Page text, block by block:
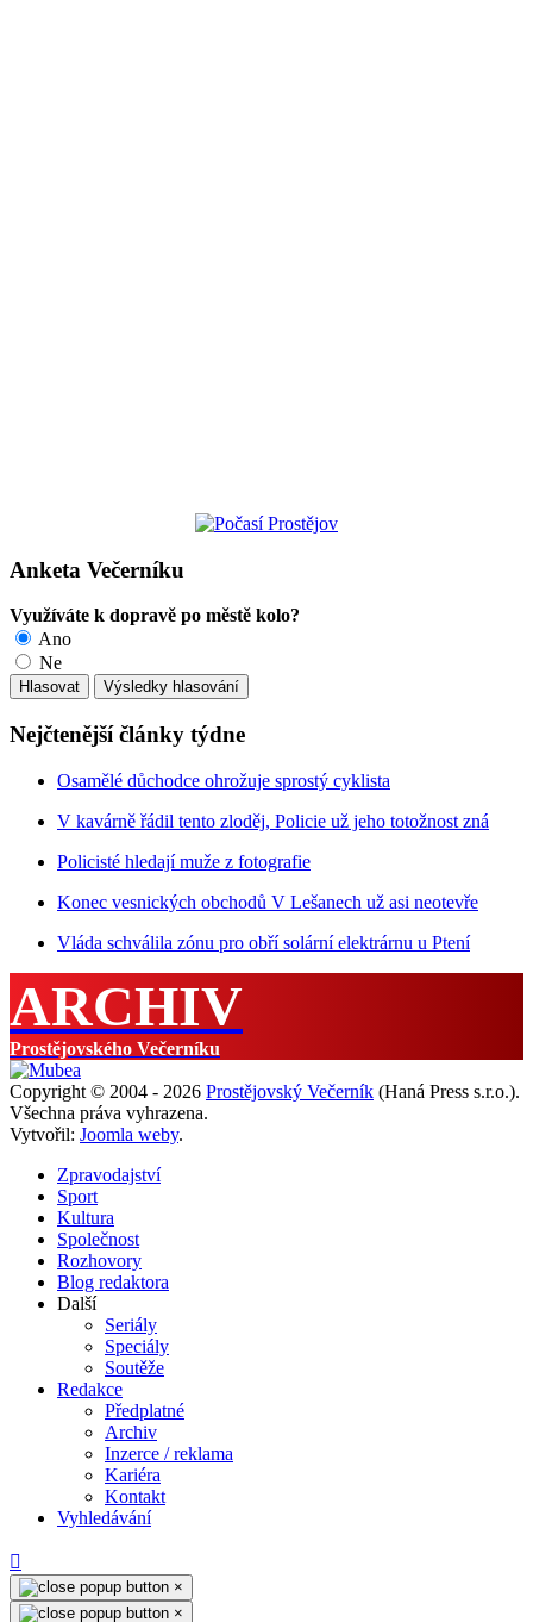
Anketa Večerníku
Využíváte k dopravě po městě kolo?
Ano
Ne
Nejčtenější články týdne
Osamělé důchodce ohrožuje sprostý cyklista
V kavárně řádil tento zloděj, Policie už jeho totožnost zná
Policisté hledají muže z fotografie
Konec vesnických obchodů V Lešanech už asi neotevře
Vláda schválila zónu pro obří solární elektrárnu u Ptení
ARCHIV
Prostějovského Večerníku
Copyright © 2004 - 2026 Prostějovský Večerník (Haná Press s.r.o.).
Všechna práva vyhrazena.
Vytvořil: Joomla weby.
Zpravodajství
Sport
Kultura
Společnost
Rozhovory
Blog redaktora
Další
Seriály
Speciály
Soutěže
Redakce
Předplatné
Archiv
Inzerce / reklama
Kariéra
Kontakt
Vyhledávání
×
×